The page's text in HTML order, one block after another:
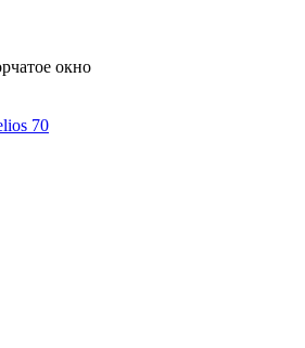
окно
70